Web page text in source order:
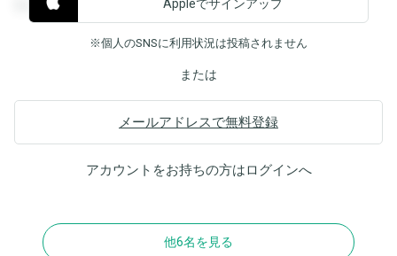
覧することができます。
Appleでサインアップ
※個人のSNSに利用状況は投稿されません
または
メールアドレスで無料登録
アカウントをお持ちの方はログインへ
他6名を見る